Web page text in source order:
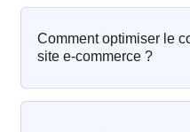
Comment optimiser le
site e-commerce ?